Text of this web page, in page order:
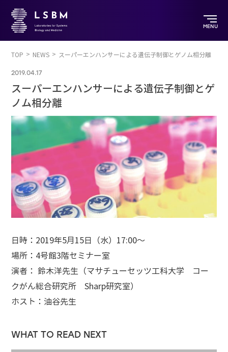
MENU
TOP NEWS スーパーエンハンサーによる遺伝子制御とゲノム相分離
2019.04.17
スーパーエンハンサーによる遺伝子制御とゲ
ノム相分離
日時：2019年5月15日（水）17:00～
場所：4号館3階セミナー室
演者： 鈴木洋先生（マサチューセッツ工科大学 コー
クがん総合研究所 Sharp研究室）
ホスト：油谷先生
WHAT TO READ NEXT